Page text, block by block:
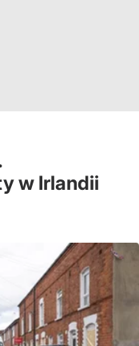
w Irlandii